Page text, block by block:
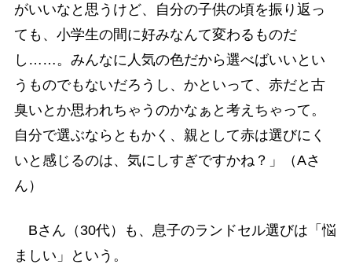
がいいなと思うけど、自分の子供の頃を振り返っ
ても、小学生の間に好みなんて変わるものだ
し……。みんなに人気の色だから選べばいいとい
うものでもないだろうし、かといって、赤だと古
臭いとか思われちゃうのかなぁと考えちゃって。
自分で選ぶならともかく、親として赤は選びにく
いと感じるのは、気にしすぎですかね？」（Aさ
ん）
Bさん（30代）も、息子のランドセル選びは「悩
ましい」という。